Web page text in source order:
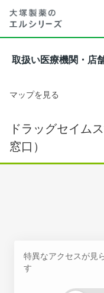
取扱い医療機関・店
マップを見る
ドラッグセイム
窓口）
特異なアクセスが見
す